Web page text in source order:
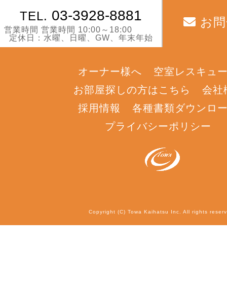
TEL. 03-3928-8881
営業時間 営業時間 10:00～18:00
定休日：水曜、日曜、GW、年末年始
お
オーナー様へ
空室レスキュ
お部屋探しの方はこちら
会社
採用情報
各種書類ダウンロ
プライバシーポリシー
Copyright (C) Towa Kaihatsu Inc. All rights